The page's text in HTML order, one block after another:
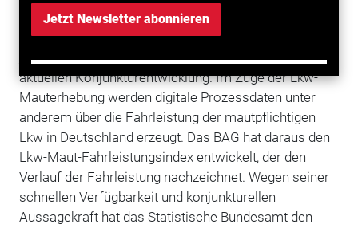
Jetzt Newsletter abonnieren
Die mit dem Index abgebildete Lkw-Fahrleistung auf
Autobahnen hängt eng mit der Industrieproduktion in
Deutschlandzusammen und gibt frühe Hinweise zur
aktuellen Konjunkturentwicklung. Im Zuge der Lkw-
Mauterhebung werden digitale Prozessdaten unter
anderem über die Fahrleistung der mautpflichtigen
Lkw in Deutschland erzeugt. Das BAG hat daraus den
Lkw-Maut-Fahrleistungsindex entwickelt, der den
Verlauf der Fahrleistung nachzeichnet. Wegen seiner
schnellen Verfügbarkeit und konjunkturellen
Aussagekraft hat das Statistische Bundesamt den